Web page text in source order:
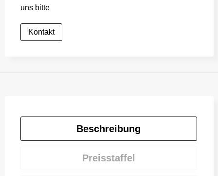
uns bitte
Kontakt
Beschreibung
Preisstaffel